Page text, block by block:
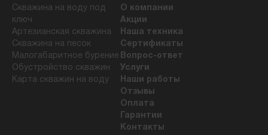
Скважина на воду под
ключ
Артезианская скважина
Скважина на песок
Малогабаритное бурение
Обустройство скважин
Карта скважин на воду
О компании
Акции
Наша техника
Сертификаты
Вопрос-ответ
Услуги
Наши работы
Отзывы
Оплата
Гарантии
Контакты